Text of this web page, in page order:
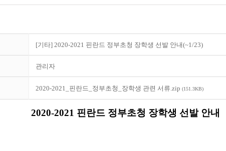
[기타] 2020-2021 핀란드 정부초청 장학생 선발 안내(~1/23)
관리자
2020-2021_핀란드_정부초청_장학생 관련 서류.zip (151.3KB)
​2020-2021 핀란드 정부초청 장학생 선발 안내